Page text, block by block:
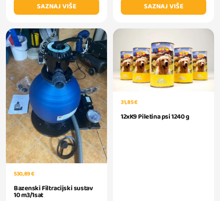
SAZNAJ VIŠE
SAZNAJ VIŠE
530,89 €
Bazenski Filtracijski sustav
10 m3/1sat
31,85 €
12xK9 Piletina psi 1240 g